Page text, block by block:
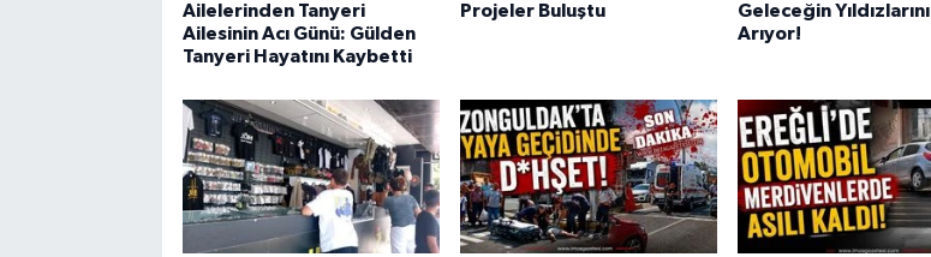
Ailelerinden Tanyeri
Ailesinin Acı Günü: Gülden
Tanyeri Hayatını Kaybetti
Projeler Buluştu
Geleceğin Yıldızlarını
Arıyor!